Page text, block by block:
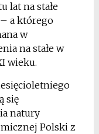
lat na stałe
a którego
w
na stałe w
wieku.
się
natury
Polski z